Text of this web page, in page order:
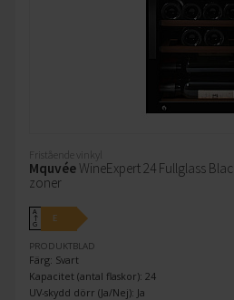
Fristående vinkyl
MquvéeWineExpert 24 Fullglass
zoner
A
↑
G
E
PRODUKTBLAD
Färg: Svart
Kapacitet (antal flaskor): 24
UV-skydd dörr (Ja/Nej): Ja